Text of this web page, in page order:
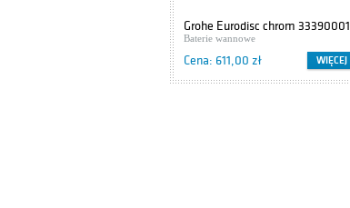
Termostatic
1.87.251
Cena: 1 475,00 zł
Grohe Eurodisc chrom 33390001
Baterie wannowe
Cena: 611,00 zł WIĘCEJ